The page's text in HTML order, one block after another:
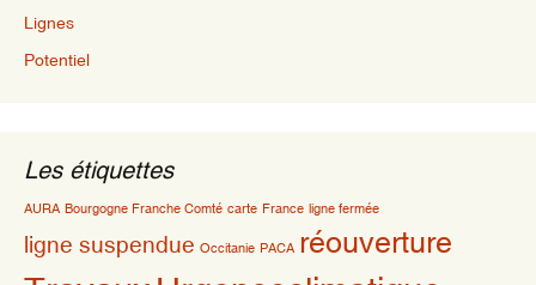
Lignes
Potentiel
Les étiquettes
AURA Bourgogne Franche Comté carte France ligne fermée
ligne suspendue Occitanie PACA réouverture